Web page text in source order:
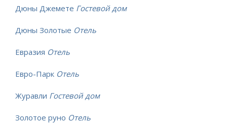
Дюны Джемете Гостевой дом
Дюны Золотые Отель
Евразия Отель
Евро-Парк Отель
Журавли Гостевой дом
Золотое руно Отель